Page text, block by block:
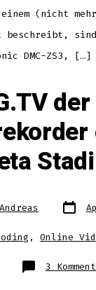
(nicht
beschreibt,
DMC-ZS3, […]
Andreas Datum
des
, Online
3